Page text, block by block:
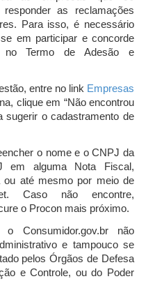
as reclamações
Para isso, é necessário
em participar e concorde
Termo de Adesão e
entre no link Empresas
clique em “Não encontrou
o cadastramento de
o nome e o CNPJ da
em alguma Nota Fiscal,
ou até mesmo por meio de
Caso não encontre,
o Procon mais próximo.
Consumidor.gov.br não
e tampouco se
pelos Órgãos de Defesa
e Controle, ou do Poder